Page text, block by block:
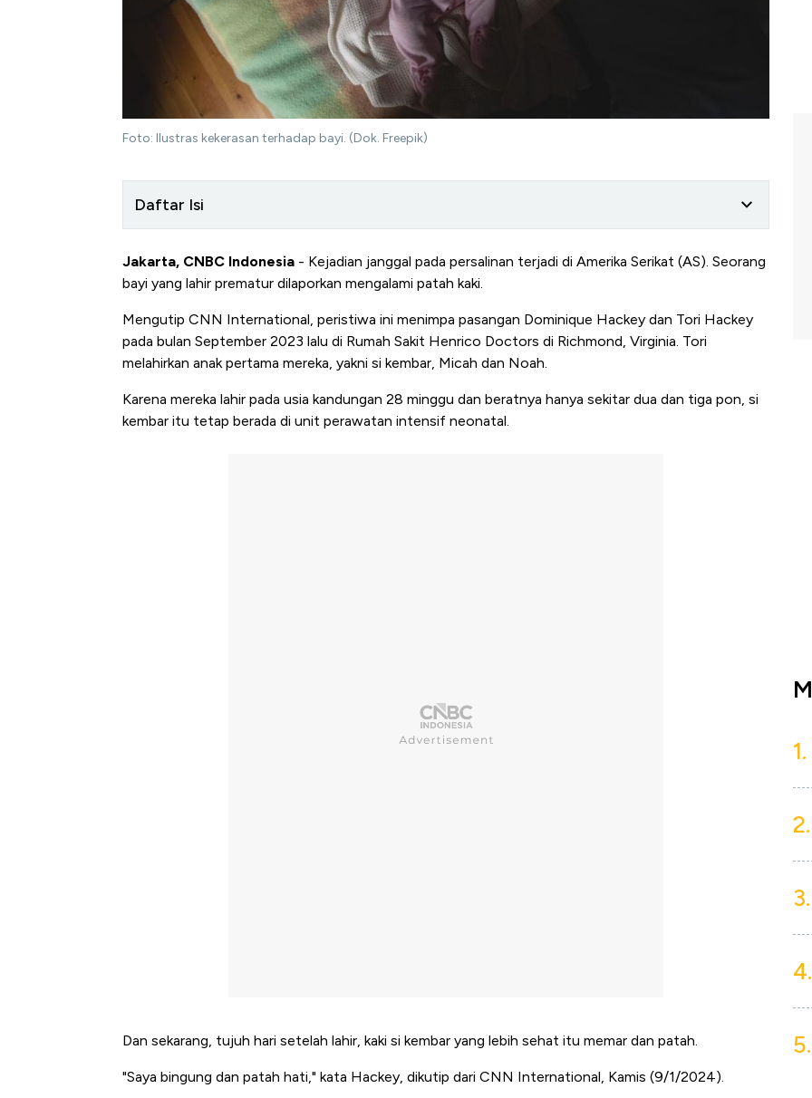
Foto: Ilustras kekerasan terhadap bayi. (Dok. Freepik)
Daftar Isi
Jakarta, CNBC Indonesia - Kejadian janggal pada persalinan terjadi di Amerika Serikat (AS). Seorang
bayi yang lahir prematur dilaporkan mengalami patah kaki.
Mengutip CNN International, peristiwa ini menimpa pasangan Dominique Hackey dan Tori Hackey
pada bulan September 2023 lalu di Rumah Sakit Henrico Doctors di Richmond, Virginia. Tori
melahirkan anak pertama mereka, yakni si kembar, Micah dan Noah.
Karena mereka lahir pada usia kandungan 28 minggu dan beratnya hanya sekitar dua dan tiga pon, si
kembar itu tetap berada di unit perawatan intensif neonatal.
Dan sekarang, tujuh hari setelah lahir, kaki si kembar yang lebih sehat itu memar dan patah.
"Saya bingung dan patah hati," kata Hackey, dikutip dari CNN International, Kamis (9/1/2024).
1.
2.
3.
4.
5.